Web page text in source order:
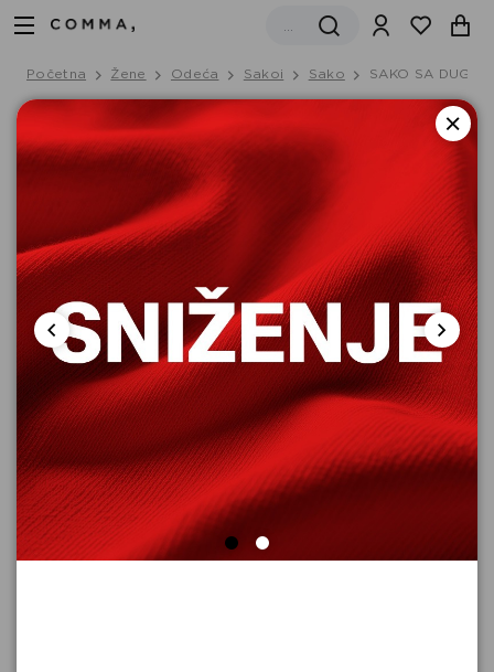
Početna Žene Odeća Sakoi Sako SAKO SA DUGIM